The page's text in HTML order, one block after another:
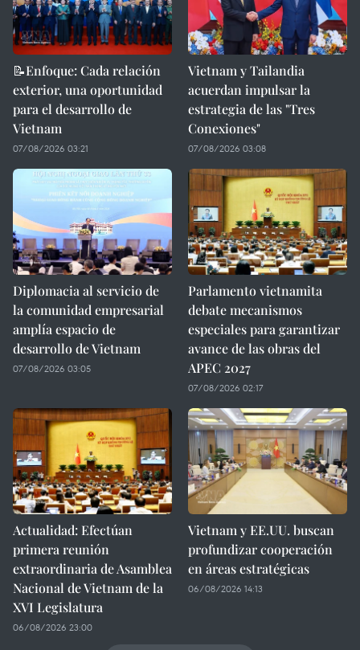
📝Enfoque: Cada relación
exterior, una oportunidad
para el desarrollo de
Vietnam
07/08/2026 03:21
Vietnam y Tailandia
acuerdan impulsar la
estrategia de las "Tres
Conexiones"
07/08/2026 03:08
Diplomacia al servicio de
la comunidad empresarial
amplía espacio de
desarrollo de Vietnam
07/08/2026 03:05
Parlamento vietnamita
debate mecanismos
especiales para garantizar
avance de las obras del
APEC 2027
07/08/2026 02:17
Actualidad: Efectúan
primera reunión
extraordinaria de Asamblea
Nacional de Vietnam de la
XVI Legislatura
06/08/2026 23:00
Vietnam y EE.UU. buscan
profundizar cooperación
en áreas estratégicas
06/08/2026 14:13